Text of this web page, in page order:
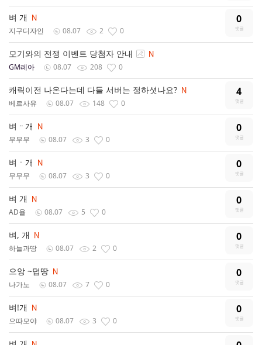
벼 개 0
지구디자인 08.07 2 0
모기와의 전쟁 이벤트 당첨자 안내
GM레아 08.07 208 0
캐릭이전 나온다는데 다들 서버는 정하셧나요? 4
베르사유 08.07 148 0
벼ᆢ개 0
무무무 08.07 3 0
벼ㆍ개 0
무무무 08.07 3 0
벼 개 0
AD율 08.07 5 0
벼, 개 0
하늘과땅 08.07 2 0
으앙 ~덥땅 0
나가노 08.07 7 0
벼!개 0
으따모야 08.07 3 0